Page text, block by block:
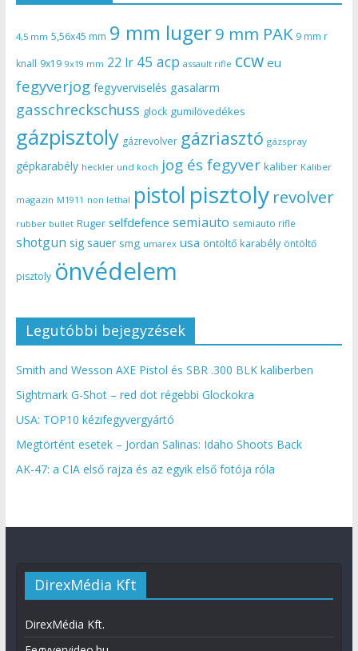
4,5 mm 5,56x45 mm 9 mm luger9 mm PAK 9 mm r
knall 9x19 9x19 mm 22 lr 45 acp assault rifle ccw eu
fegyverjog fegyverviselés gasalarm
gasschreckschuss glock gumilövedékes
gázpisztoly gázrevolver gázriasztó gázspray
gépkarabély heckler und koch jog és fegyver kaliber Kaliber
magazin M1911 non lethal pistol pisztoly revolver
rubber bullet Ruger selfdefence semiauto semiauto rifle
shotgun sig sauer smg umarex usa öntöltő karabély öntöltő
pisztoly önvédelem
Legutóbbi bejegyzések
Smith and Wesson AXE Pistol és SBR .300 BLK kaliberben
Sightmark G-Shot – red dot régebbi Glockokra
USA: TOP10 kézifegyvergyártó
Megtörtént esetek – Jordan Salinas: Idaho Shoots Back
AK-47: a CIA első rajza és az egyik első fotója róla
DirexMédia Kft
DirexMédia Kft.